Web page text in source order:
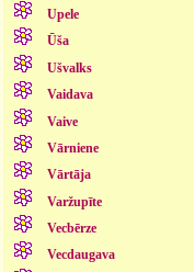
Upele
Ūša
Ušvalks
Vaidava
Vaive
Vārniene
Vārtāja
Varžupīte
Vecbērze
Vecdaugava